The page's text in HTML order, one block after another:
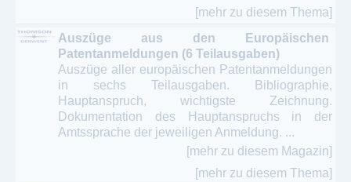
[mehr zu diesem Thema]
Auszüge aus den Europäischen
Patentanmeldungen (6 Teilausgaben)
Auszüge aller europäischen Patentanmeldungen
in sechs Teilausgaben. Bibliographie,
Hauptanspruch, wichtigste Zeichnung.
Dokumentation des Hauptanspruchs in der
Amtssprache der jeweiligen Anmeldung. ...
[mehr zu diesem Magazin]
[mehr zu diesem Thema]